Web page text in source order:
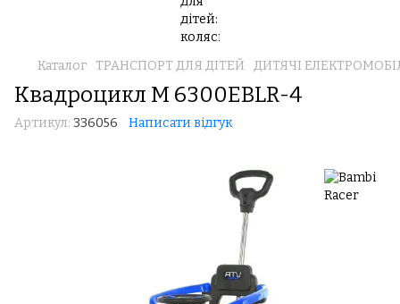
Каталог ТРАНСПОРТ ДЛЯ ДІТЕЙ ДИТЯЧІ
Квадроцикл M 6300EBLR-4
Артикул: 336056 Написати відгук